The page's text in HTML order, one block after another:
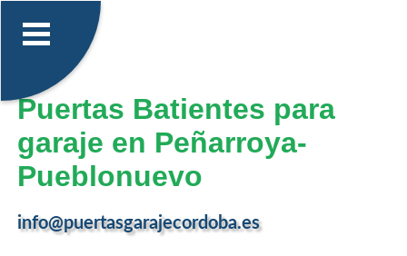
Puertas Batientes para
garaje en Peñarroya-
Pueblonuevo
info@puertasgarajecordoba.es